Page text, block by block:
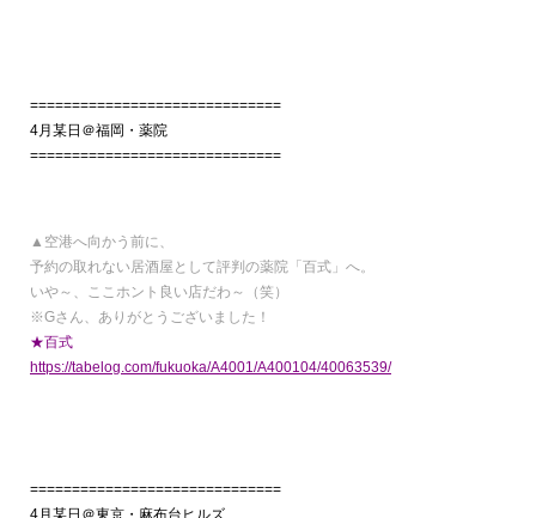
==============================
4月某日＠福岡・薬院
==============================
▲空港へ向かう前に、
予約の取れない居酒屋として評判の薬院「百式」へ。
いや～、ここホント良い店だわ～（笑）
※Gさん、ありがとうございました！
★百式
https://tabelog.com/fukuoka/A4001/A400104/40063539/
==============================
4月某日＠東京・麻布台ヒルズ